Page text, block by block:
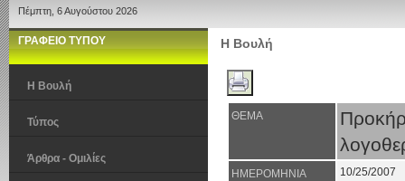
Πέμπτη, 6 Αυγούστου 2026
ΓΡΑΦΕΙΟ ΤΥΠΟΥ
Η Βουλή
Τύπος
Άρθρα - Ομιλίες
Η Βουλή
ΘΕΜΑ
ΗΜΕΡΟΜΗΝΙΑ 10/25/2007